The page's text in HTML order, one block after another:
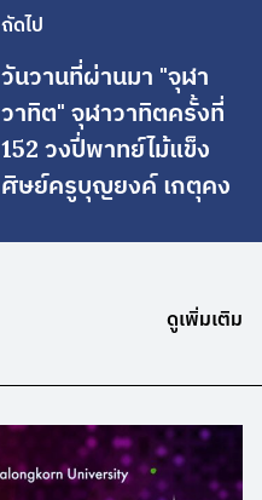
ถัดไป
วันวานที่ผ่านมา "จุฬา
วาทิต" จุฬาวาทิตครั้งที่
152 วงปี่พาทย์ไม้แข็ง
ศิษย์ครูบุญยงค์ เกตุคง
ดูเพิ่มเติม